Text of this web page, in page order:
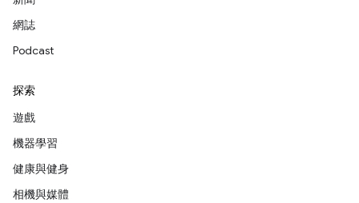
網誌
Podcast
探索
遊戲
機器學習
健康與健身
相機與媒體